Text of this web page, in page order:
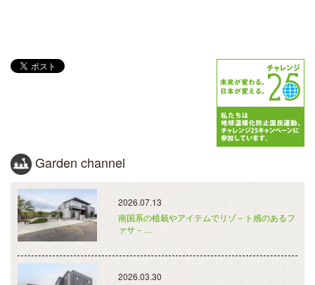
Garden channel
2026.07.13
南国系の植栽やアイテムでリゾ－ト感のあるフ
ァサ－…
2026.03.30